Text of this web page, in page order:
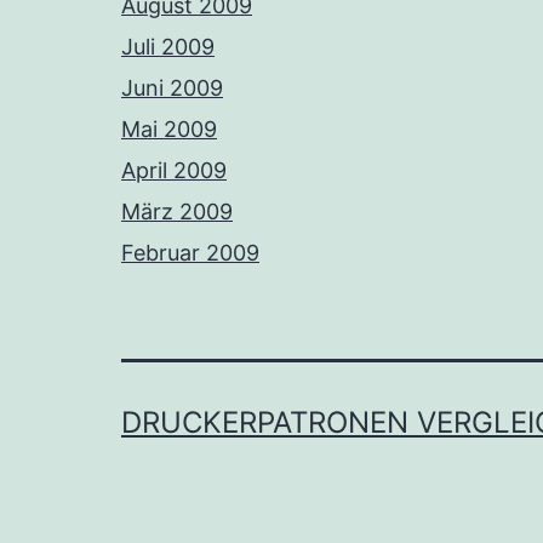
August 2009
Juli 2009
Juni 2009
Mai 2009
April 2009
März 2009
Februar 2009
DRUCKERPATRONEN